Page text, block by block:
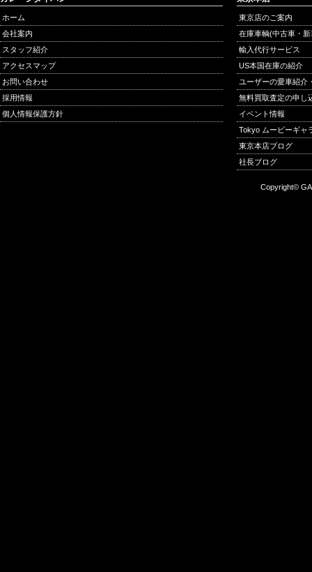
ホーム
会社案内
スタッフ紹介
アクセスマップ
お問い合わせ
採用情報
個人情報保護方針
東京店のご案内
在庫車輌(中古車・
輸入代行サービス
US本国在庫の紹介
ユーザーの愛車紹介
無料買取査定の申し
イベント情報
Tokyo ムービーギャ
東京本店ブログ
社長ブログ
Copyright©